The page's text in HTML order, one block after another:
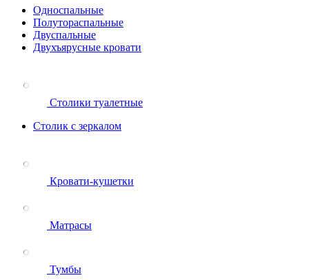
Односпальные
Полутораспальные
Двуспальные
Двухъярусные кровати
Столики туалетные
Столик с зеркалом
Кровати-кушетки
Матрасы
Тумбы